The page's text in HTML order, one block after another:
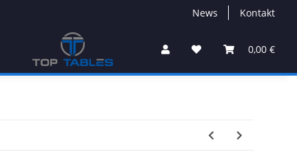
News Kontakt
0,00 €